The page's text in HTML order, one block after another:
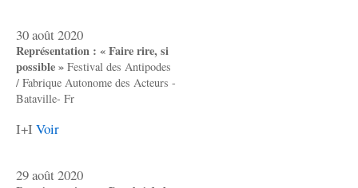
30 août 2020
Représentation : « Faire rire, si
possible » Festival des Antipodes
/ Fabrique Autonome des Acteurs -
Bataville- Fr
I+I Voir
29 août 2020